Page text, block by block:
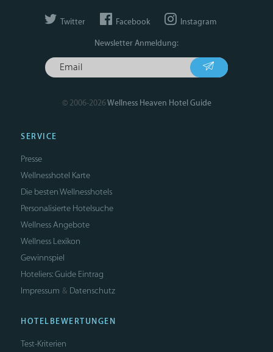
Twitter Facebook Instagram
Newsletter Anmeldung:
© 2006-2026Wellness Heaven Hotel Guide
SERVICE
Presse
Wellnesshotel Karte
Die besten Wellnesshotels
Personalisierte Hotelsuche
Wellness Angebote
Wellness Lexikon
Gewinnspiel
Hoteliers: Guide Eintrag
Impressum & Datenschutz
HOTELBEWERTUNGEN
Test-Kriterien